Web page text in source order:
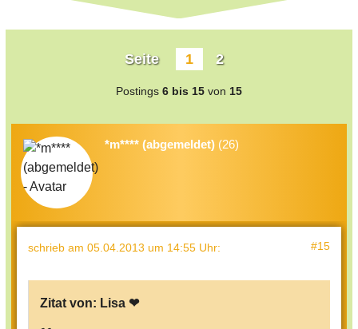
Seite 1 2
Postings 6 bis 15 von 15
*m**** (abgemeldet) (26)
schrieb am 05.04.2013 um 14:55 Uhr: #15
Zitat von: Lisa ❤